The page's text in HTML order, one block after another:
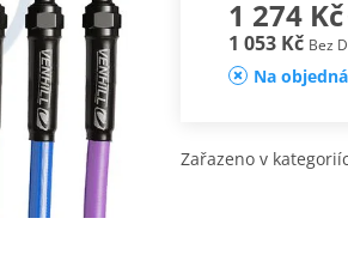
1 274 Kč
1 053 Kč Bez
Na
Zařazeno v